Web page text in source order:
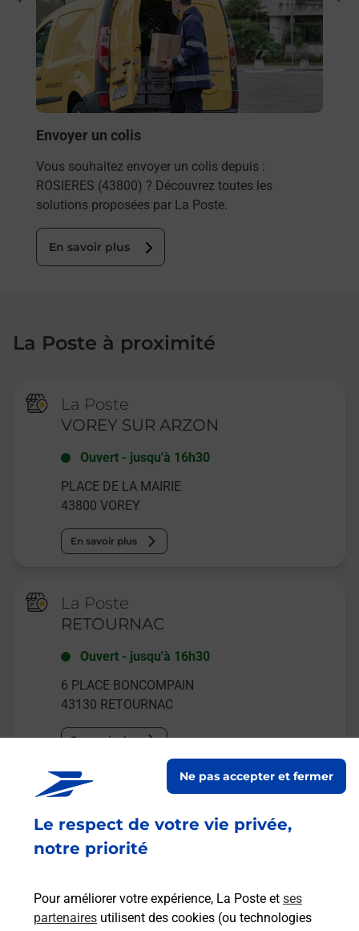
Le respect de votre vie privée,
notre priorité
Pour améliorer votre expérience, La Poste et ses
partenaires utilisent des cookies (ou technologies
Ne pas accepter et fermer
Envoyer un colis
Vous souhaitez envoyer un colis depuis :
ROSIERES (43800) ? Découvrez toutes les
solutions proposées par La Poste.
En savoir plus
La Poste à proximité
La Poste
VOREY SUR ARZON
Ouvert - jusqu'à 16h30
PLACE DE LA MAIRIE
43800 VOREY
En savoir plus
La Poste
RETOURNAC
Ouvert - jusqu'à 16h30
6 PLACE BONCOMPAIN
43130 RETOURNAC
En savoir plus
Malin !
La Poste
en ligne
Ouvert 24h/24
En savoir plus